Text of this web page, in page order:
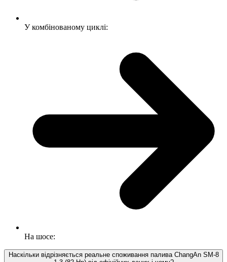
У комбінованому циклі:
На шосе:
Наскільки відрізняється реальне споживання палива ChangAn SM-8